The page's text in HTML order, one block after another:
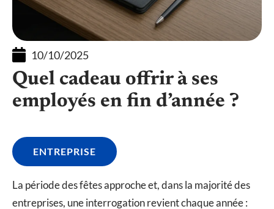
10/10/2025
Quel cadeau offrir à ses
employés en fin d’année ?
ENTREPRISE
La période des fêtes approche et, dans la majorité des
entreprises, une interrogation revient chaque année :